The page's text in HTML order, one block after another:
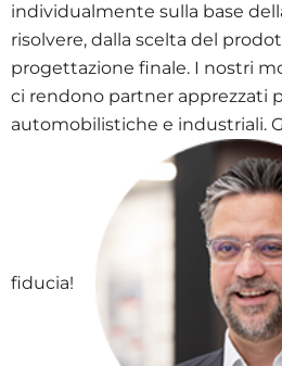
individualmente sulla base
risolvere, dalla scelta del
progettazione finale. I nostri
ci rendono partner apprezzati
automobilistiche e industriali.
fiducia!